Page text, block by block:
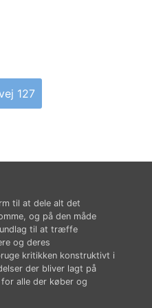
127
til at dele alt det
og på den måde
til at træffe
og deres
kritikken konstruktivt i
der bliver lagt på
alle der køber og